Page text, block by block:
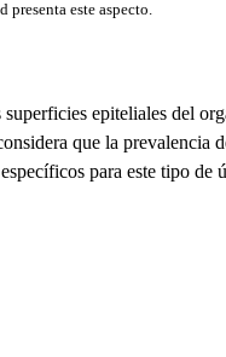
presenta este aspecto.
epiteliales del
que la prevalencia
para este tipo de